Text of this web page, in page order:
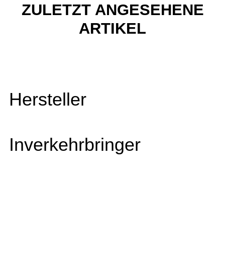
ZULETZT ANGESEHENE
ARTIKEL
Hersteller
Inverkehrbringer